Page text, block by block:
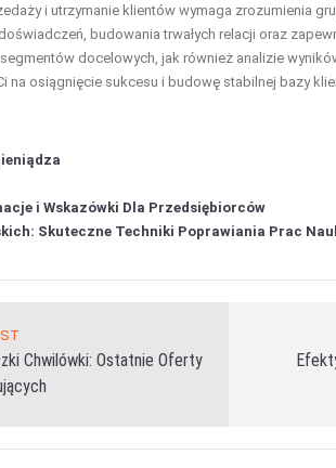
i utrzymanie klientów wymaga zrozumienia
budowania trwałych relacji oraz
docelowych, jak również analizie
na osiągnięcie sukcesu i budowę stabilnej bazy
i Wskazówki Dla Przedsiębiorców
Skuteczne Techniki Poprawiania Prac
Chwilówki: Ostatnie Oferty